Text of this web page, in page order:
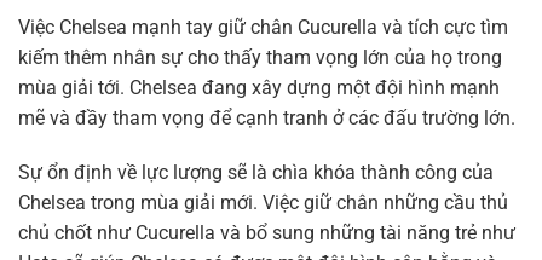
Việc Chelsea mạnh tay giữ chân Cucurella và tích cực tìm
kiếm thêm nhân sự cho thấy tham vọng lớn của họ trong
mùa giải tới. Chelsea đang xây dựng một đội hình mạnh
mẽ và đầy tham vọng để cạnh tranh ở các đấu trường lớn.
Sự ổn định về lực lượng sẽ là chìa khóa thành công của
Chelsea trong mùa giải mới. Việc giữ chân những cầu thủ
chủ chốt như Cucurella và bổ sung những tài năng trẻ như